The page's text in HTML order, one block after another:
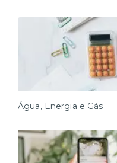
Água, Energia e Gás